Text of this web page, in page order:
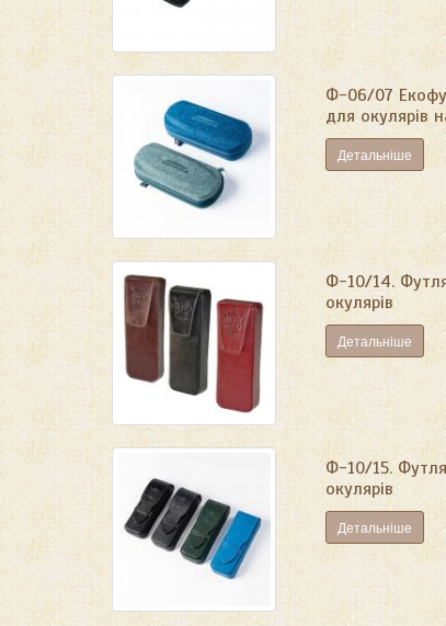
Ф-06/07
для окулярів
Детальніше
Ф-10/14.
окулярів
Детальніше
Ф-10/15.
окулярів
Детальніше